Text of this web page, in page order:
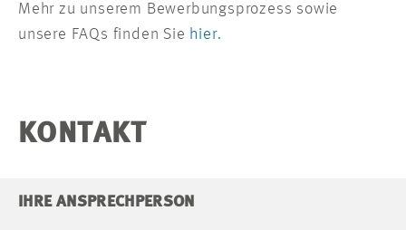
Mehr zu unserem Bewerbungsprozess sowie
unsere FAQs finden Sie hier.
KONTAKT
IHRE ANSPRECHPERSON